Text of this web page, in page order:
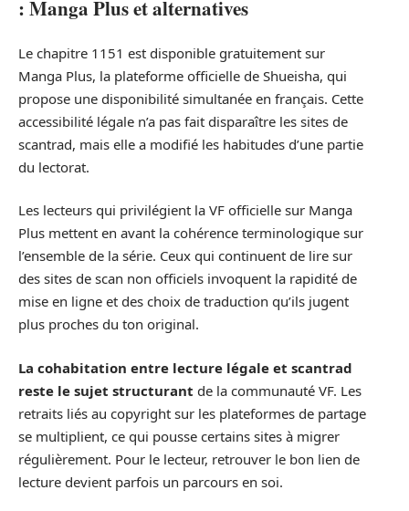
: Manga Plus et alternatives
Le chapitre 1151 est disponible gratuitement sur
Manga Plus, la plateforme officielle de Shueisha, qui
propose une disponibilité simultanée en français. Cette
accessibilité légale n’a pas fait disparaître les sites de
scantrad, mais elle a modifié les habitudes d’une partie
du lectorat.
Les lecteurs qui privilégient la VF officielle sur Manga
Plus mettent en avant la cohérence terminologique sur
l’ensemble de la série. Ceux qui continuent de lire sur
des sites de scan non officiels invoquent la rapidité de
mise en ligne et des choix de traduction qu’ils jugent
plus proches du ton original.
La cohabitation entre lecture légale et scantrad
reste le sujet structurant de la communauté VF. Les
retraits liés au copyright sur les plateformes de partage
se multiplient, ce qui pousse certains sites à migrer
régulièrement. Pour le lecteur, retrouver le bon lien de
lecture devient parfois un parcours en soi.